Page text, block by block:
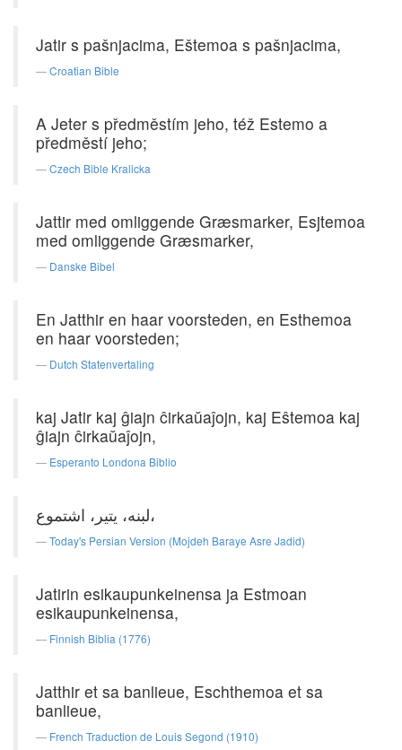
Jatir s pašnjacima, Eštemoa s pašnjacima,
Croatian Bible
A Jeter s předměstím jeho, též Estemo a
předměstí jeho;
Czech Bible Kralicka
Jattir med omliggende Græsmarker, Esjtemoa
med omliggende Græsmarker,
Danske Bibel
En Jatthir en haar voorsteden, en Esthemoa
en haar voorsteden;
Dutch Statenvertaling
kaj Jatir kaj ĝiajn ĉirkaŭaĵojn, kaj Eŝtemoa kaj
ĝiajn ĉirkaŭaĵojn,
Esperanto Londona Biblio
لبنه، یتیر، اشتموع،
Today's Persian Version (Mojdeh Baraye Asre Jadid)
Jatirin esikaupunkeinensa ja Estmoan
esikaupunkeinensa,
Finnish Biblia (1776)
Jatthir et sa banlieue, Eschthemoa et sa
banlieue,
French Traduction de Louis Segond (1910)